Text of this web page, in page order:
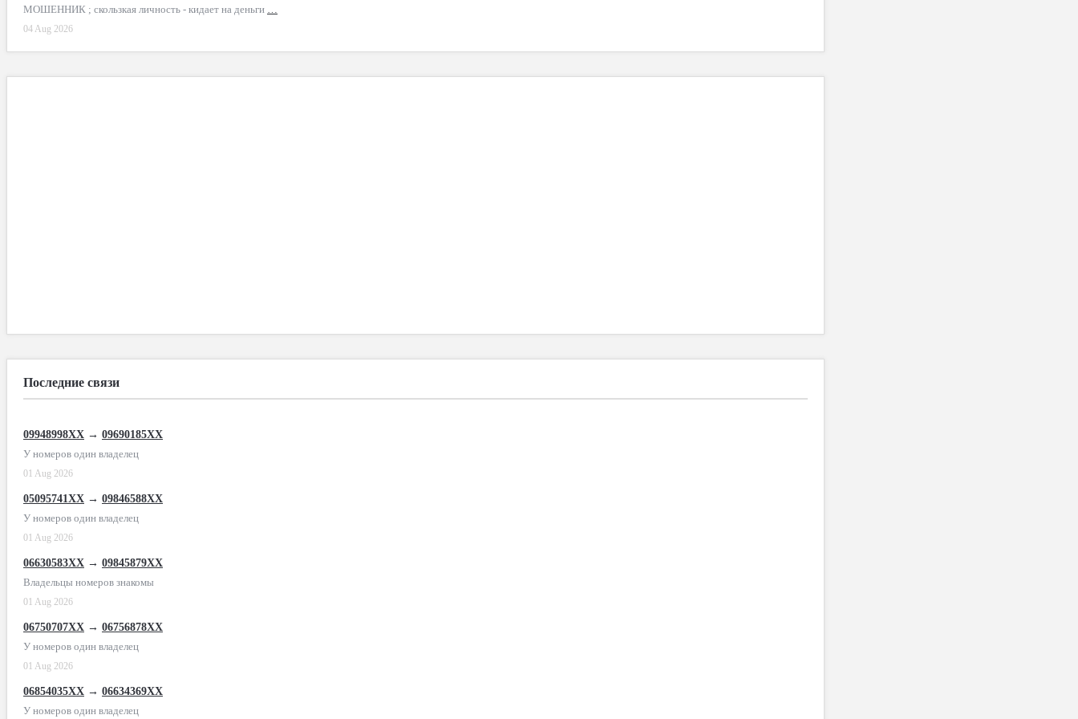
МОШЕННИК ; скользкая личность - кидает на деньги …
04 Aug 2026
Последние связи
09948998XX → 09690185XX
У номеров один владелец
01 Aug 2026
05095741XX → 09846588XX
У номеров один владелец
01 Aug 2026
06630583XX → 09845879XX
Владельцы номеров знакомы
01 Aug 2026
06750707XX → 06756878XX
У номеров один владелец
01 Aug 2026
06854035XX → 06634369XX
У номеров один владелец